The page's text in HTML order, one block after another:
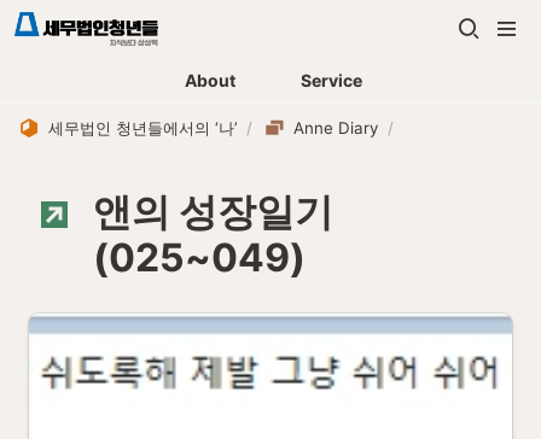
About Service
세무법인 청년들에서의 ‘나’ / Anne Diary /
앤의 성장일기
(025~049)